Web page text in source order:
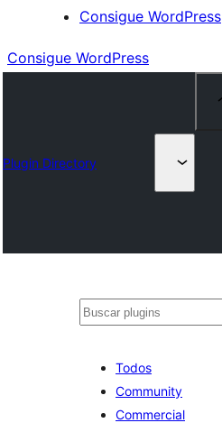
Consigue WordPress
Consigue WordPress
Plugin Directory
Buscar
Todos
Community
Commercial